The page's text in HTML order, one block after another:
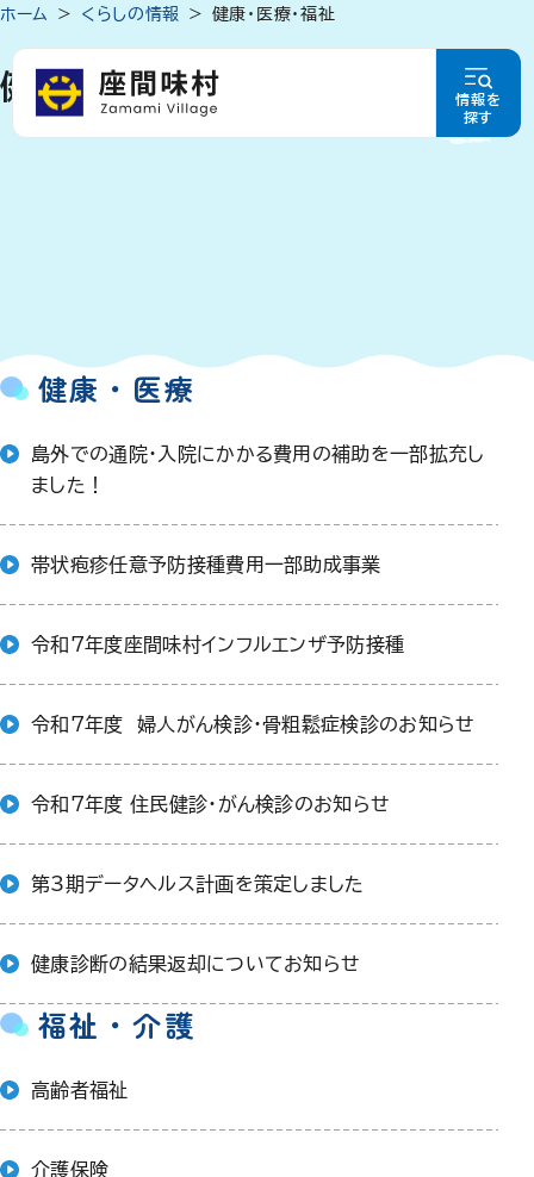
情報を
探す
ホーム くらしの情報 健康・医療・福祉
健康・医療・福祉
健康・医療
島外での通院・入院にかかる費用の補助を一部拡充し
ました！
帯状疱疹任意予防接種費用一部助成事業
令和7年度座間味村インフルエンザ予防接種
令和7年度 婦人がん検診・骨粗鬆症検診のお知らせ
令和7年度 住民健診・がん検診のお知らせ
第3期データヘルス計画を策定しました
健康診断の結果返却についてお知らせ
福祉・介護
高齢者福祉
介護保険